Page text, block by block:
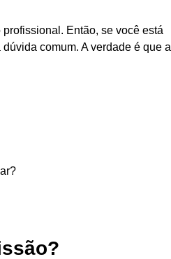
Então, se você está
comum. A verdade é que a